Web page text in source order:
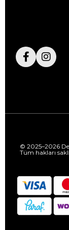
© 2025–2026
Tüm hakları